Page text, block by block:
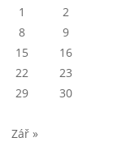
1
2
8
9
15
16
22
23
29
30
Zář »